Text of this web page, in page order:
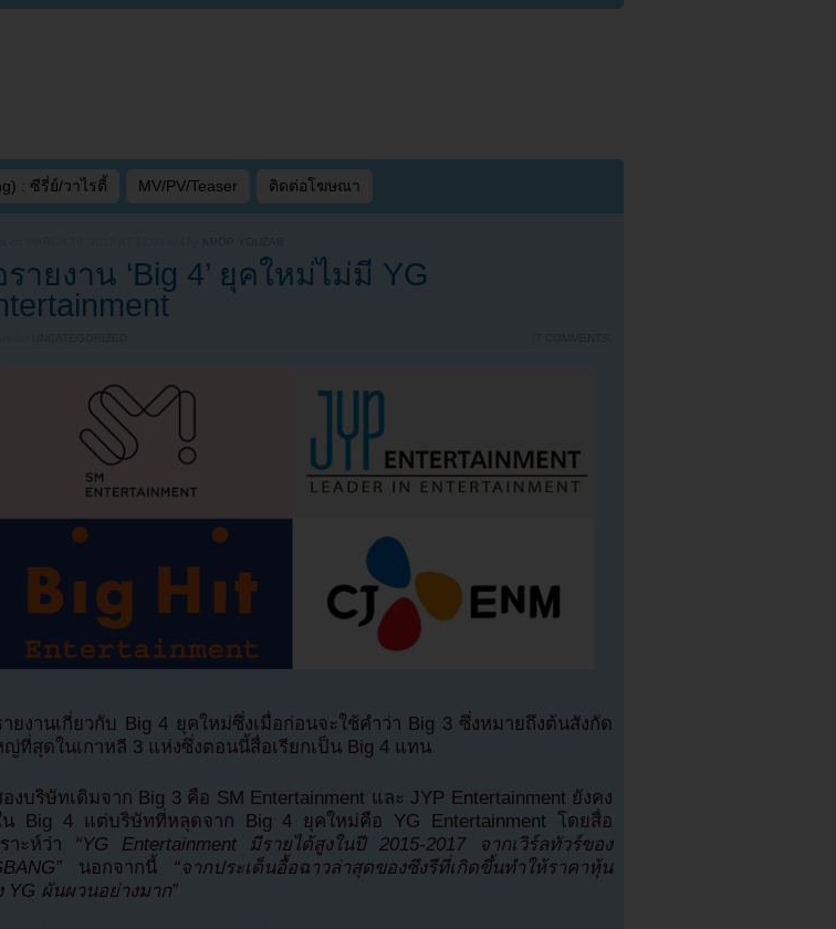
: ซีรี่ย์/วาไรตี้ MV/PV/Teaser ติดต่อโฆษณา
KPOP YOUZAB
รายงาน ‘Big 4’ ยุคใหม่ไม่มี YG
UNCATEGORIZED 7 COMMENTS
ายงานเกี่ยวกับ Big 4 ยุคใหม่ซึ่งเมื่อก่อนจะใช้คำว่า Big 3 ซึ่งหมายถึงต้นสังกัด
ญ่ที่สุดในเกาหลี 3 แห่งซึ่งตอนนี้สื่อเรียกเป็น Big 4 แทน
องบริษัทเดิมจาก Big 3 คือ SM Entertainment และ JYP Entertainment ยังคง
น Big 4 แต่บริษัทที่หลุดจาก Big 4 ยุคใหม่คือ YG Entertainment โดยสื่อ
าะห์ว่า “YG Entertainment มีรายได้สูงในปี 2015-2017 จากเวิร์ลทัวร์ของ
นอกจากนี้ “จากประเด็นอื้อฉาวล่าสุดของซึงรีที่เกิดขึ้นทำให้ราคาหุ้น
YG ผันผวนอย่างมาก”